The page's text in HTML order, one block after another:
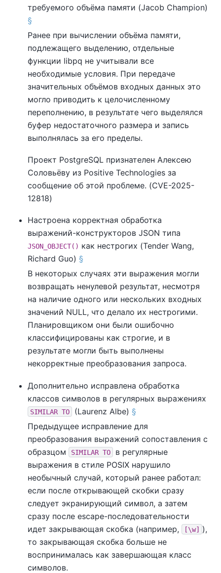
требуемого объёма памяти (Jacob Champion)
§
Ранее при вычислении объёма памяти,
подлежащего выделению, отдельные
функции libpq не учитывали все
необходимые условия. При передаче
значительных объёмов входных данных это
могло приводить к целочисленному
переполнению, в результате чего выделялся
буфер недостаточного размера и запись
выполнялась за его пределы.
Проект PostgreSQL признателен Алексею
Соловьёву из Positive Technologies за
сообщение об этой проблеме. (CVE-2025-
12818)
Настроена корректная обработка
выражений-конструкторов JSON типа
JSON_OBJECT() как нестрогих (Tender Wang,
Richard Guo) §
В некоторых случаях эти выражения могли
возвращать ненулевой результат, несмотря
на наличие одного или нескольких входных
значений NULL, что делало их нестрогими.
Планировщиком они были ошибочно
классифицированы как строгие, и в
результате могли быть выполнены
некорректные преобразования запроса.
Дополнительно исправлена обработка
классов символов в регулярных выражениях
SIMILAR TO (Laurenz Albe) §
Предыдущее исправление для
преобразования выражений сопоставления с
образцом
SIMILAR TO
в регулярные
выражения в стиле POSIX нарушило
необычный случай, который ранее работал:
если после открывающей скобки сразу
следует экранирующий символ, а затем
сразу после escape-последовательности
идет закрывающая скобка (например,
[\w]
),
то закрывающая скобка больше не
воспринималась как завершающая класс
символов.